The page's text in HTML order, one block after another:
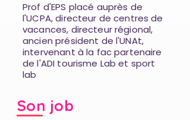
Prof d'EPS placé auprès de
l'UCPA, directeur de centres de
vacances, directeur régional,
ancien président de l'UNAt,
intervenant à la fac partenaire
de l'ADI tourisme Lab et sport
lab
Son job